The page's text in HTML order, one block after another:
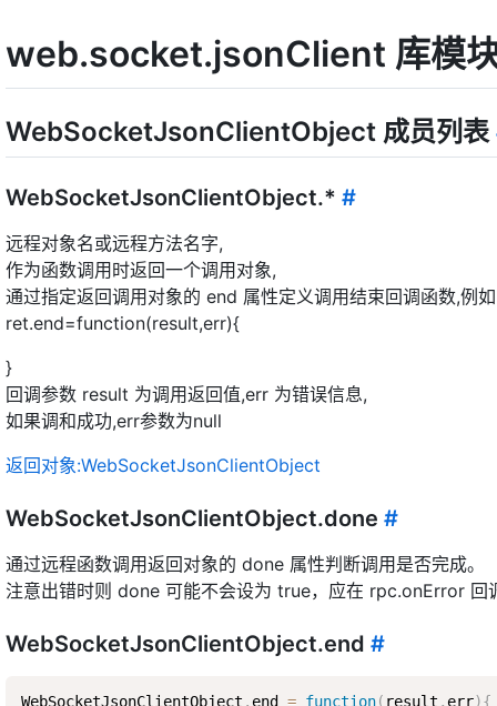
web.socket.jsonClient 库模
WebSocketJsonClientObject 成员列表
WebSocketJsonClientObject.* #
远程对象名或远程方法名字,
作为函数调用时返回一个调用对象,
通过指定返回调用对象的 end 属性定义调用结束回调函数,例
ret.end=function(result,err){
}
回调参数 result 为调用返回值,err 为错误信息,
如果调和成功,err参数为null
返回对象:WebSocketJsonClientObject
WebSocketJsonClientObject.done #
通过远程函数调用返回对象的 done 属性判断调用是否完成。
注意出错时则 done 可能不会设为 true，应在 rpc.onError 回
WebSocketJsonClientObject.end #
WebSocketJsonClientObject . end = function( result , err){